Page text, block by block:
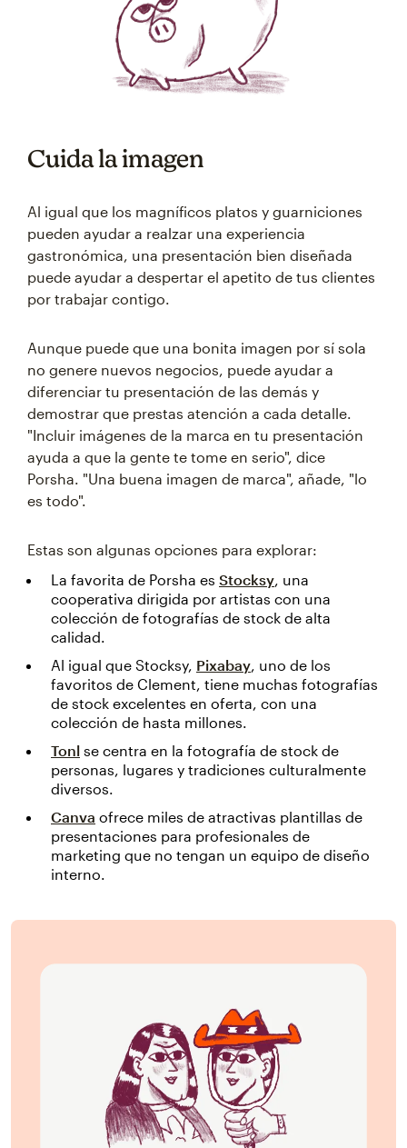
Cuida la imagen
Al igual que los magníficos platos y guarniciones
pueden ayudar a realzar una experiencia
gastronómica, una presentación bien diseñada
puede ayudar a despertar el apetito de tus clientes
por trabajar contigo.
Aunque puede que una bonita imagen por sí sola
no genere nuevos negocios, puede ayudar a
diferenciar tu presentación de las demás y
demostrar que prestas atención a cada detalle.
"Incluir imágenes de la marca en tu presentación
ayuda a que la gente te tome en serio", dice
Porsha. "Una buena imagen de marca", añade, "lo
es todo".
Estas son algunas opciones para explorar:
La favorita de Porsha es Stocksy, una
cooperativa dirigida por artistas con una
colección de fotografías de stock de alta
calidad.
Al igual que Stocksy, Pixabay, uno de los
favoritos de Clement, tiene muchas fotografías
de stock excelentes en oferta, con una
colección de hasta millones.
Tonl se centra en la fotografía de stock de
personas, lugares y tradiciones culturalmente
diversos.
Canva ofrece miles de atractivas plantillas de
presentaciones para profesionales de
marketing que no tengan un equipo de diseño
interno.